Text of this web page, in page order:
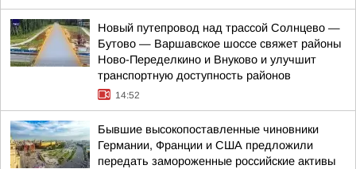
Новый путепровод над трассой Солнцево —
Бутово — Варшавское шоссе свяжет районы
Ново-Переделкино и Внуково и улучшит
транспортную доступность районов
14:52
Бывшие высокопоставленные чиновники
Германии, Франции и США предложили
передать замороженные российские активы